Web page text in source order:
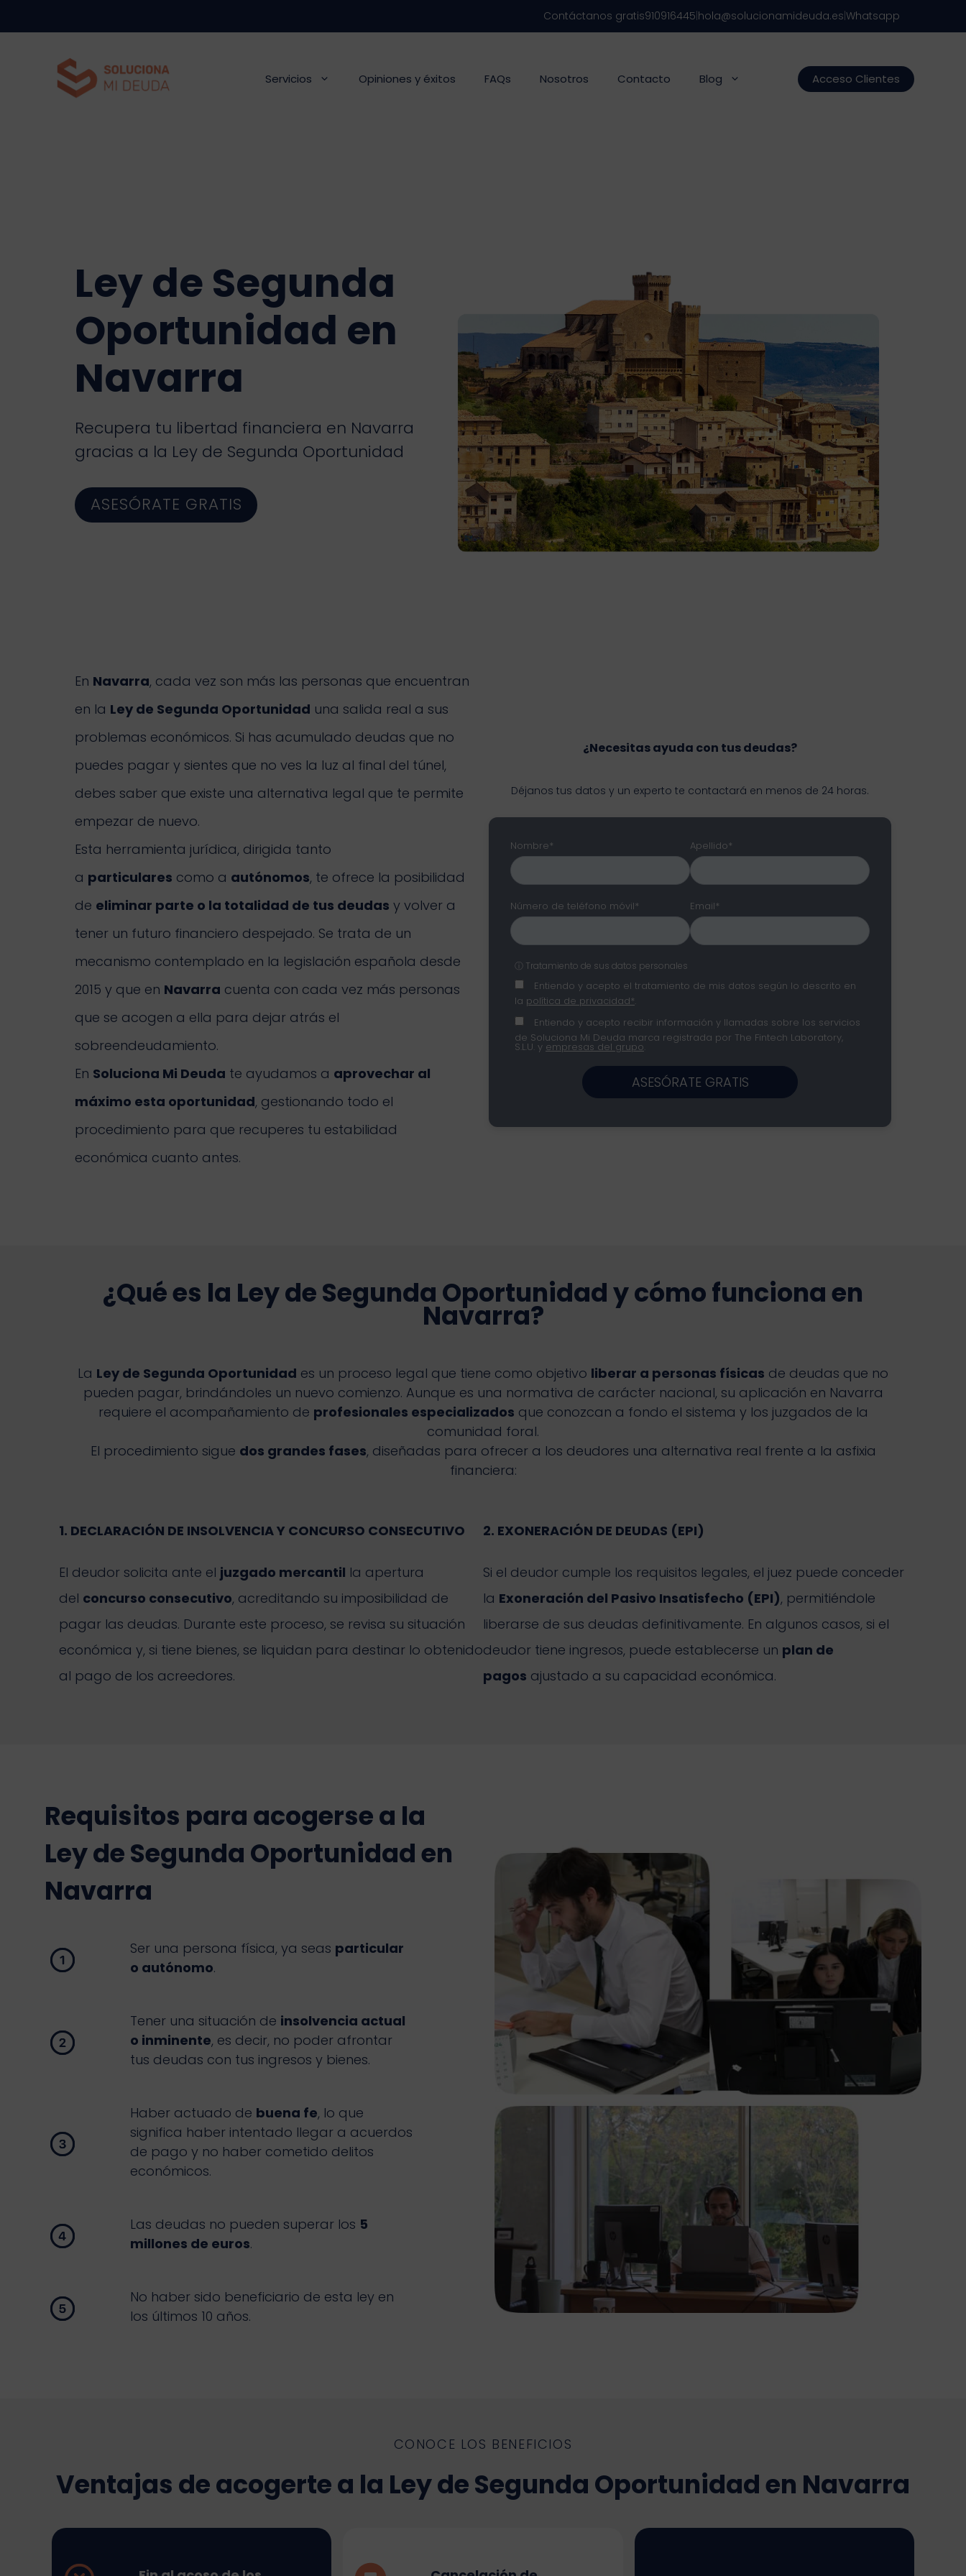
al
Contáctanos gratis910916445 hola@solucionamideuda.es Whatsapp
Servicios Opiniones y éxitos FAQs Nosotros Contacto Blog Acceso Clientes
Ley de Segunda
Oportunidad en
Navarra
Recupera tu libertad financiera en Navarra
gracias a la Ley de Segunda Oportunidad
ASESÓRATE GRATIS
En Navarra, cada vez son más las personas que encuentran
en la Ley de Segunda Oportunidad una salida real a sus
problemas económicos. Si has acumulado deudas que no
puedes pagar y sientes que no ves la luz al final del túnel,
debes saber que existe una alternativa legal que te permite
empezar de nuevo.
Esta herramienta jurídica, dirigida tanto
a particulares como a autónomos, te ofrece la posibilidad
de eliminar parte o la totalidad de tus deudas y volver a
tener un futuro financiero despejado. Se trata de un
mecanismo contemplado en la legislación española desde
2015 y que en Navarra cuenta con cada vez más personas
que se acogen a ella para dejar atrás el
sobreendeudamiento.
En Soluciona Mi Deuda te ayudamos a aprovechar al
máximo esta oportunidad, gestionando todo el
procedimiento para que recuperes tu estabilidad
económica cuanto antes.
¿Necesitas ayuda con tus deudas?
Déjanos tus datos y un experto te contactará en menos de 24 horas.
Nombre* Apellido*
Número de teléfono móvil* Email*
ⓘ Tratamiento de sus datos personales
Entiendo y acepto el tratamiento de mis datos según lo descrito en
la política de privacidad*
Entiendo y acepto recibir información y llamadas sobre los servicios
de Soluciona Mi Deuda marca registrada por The Fintech Laboratory,
S.L.U. y empresas del grupo
ASESÓRATE GRATIS
¿Qué es la Ley de Segunda Oportunidad y cómo funciona en
Navarra?
La Ley de Segunda Oportunidad es un proceso legal que tiene como objetivo liberar a personas físicas de deudas que no
pueden pagar, brindándoles un nuevo comienzo. Aunque es una normativa de carácter nacional, su aplicación en Navarra
requiere el acompañamiento de profesionales especializados que conozcan a fondo el sistema y los juzgados de la
comunidad foral.
El procedimiento sigue dos grandes fases, diseñadas para ofrecer a los deudores una alternativa real frente a la asfixia
financiera:
1. DECLARACIÓN DE INSOLVENCIA Y CONCURSO CONSECUTIVO
El deudor solicita ante el juzgado mercantil la apertura
del concurso consecutivo, acreditando su imposibilidad de
pagar las deudas. Durante este proceso, se revisa su situación
económica y, si tiene bienes, se liquidan para destinar lo obtenido
al pago de los acreedores.
2. EXONERACIÓN DE DEUDAS (EPI)
Si el deudor cumple los requisitos legales, el juez puede conceder
la Exoneración del Pasivo Insatisfecho (EPI), permitiéndole
liberarse de sus deudas definitivamente. En algunos casos, si el
deudor tiene ingresos, puede establecerse un plan de
pagos ajustado a su capacidad económica.
Requisitos para acogerse a la
Ley de Segunda Oportunidad en
Navarra
Ser una persona física, ya seas particular
o autónomo.
Tener una situación de insolvencia actual
o inminente, es decir, no poder afrontar
tus deudas con tus ingresos y bienes.
Haber actuado de buena fe, lo que
significa haber intentado llegar a acuerdos
de pago y no haber cometido delitos
económicos.
Las deudas no pueden superar los 5
millones de euros.
No haber sido beneficiario de esta ley en
los últimos 10 años.
CONOCE LOS BENEFICIOS
Ventajas de acogerte a la Ley de Segunda Oportunidad en Navarra